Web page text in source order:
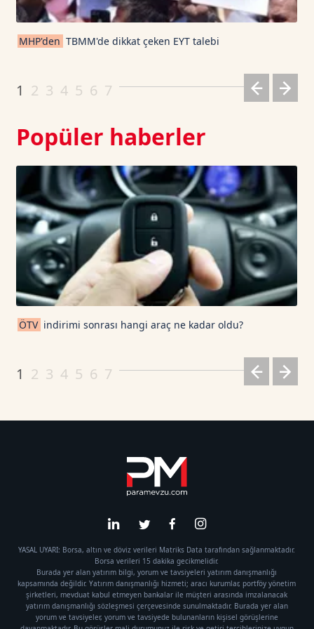
Dogecoin TetherUS
MHP'den TBMM'de dikkat çeken EYT talebi
1 2 3 4 5 6 7
Popüler haberler
ÖTV indirimi sonrası hangi araç ne kadar oldu?
1 2 3 4 5 6 7
YASAL UYARI: Borsa, altın ve döviz verileri Matriks Data tarafından sağlanmaktadır.
Borsa verileri 15 dakika gecikmelidir.
Burada yer alan yatırım bilgi, yorum ve tavsiyeleri yatırım danışmanlığı
kapsamında değildir. Yatırım danışmanlığı hizmeti; aracı kurumlar, portföy yönetim
şirketleri, mevduat kabul etmeyen bankalar ile müşteri arasında imzalanacak
yatırım danışmanlığı sözleşmesi çerçevesinde sunulmaktadır. Burada yer alan
yorum ve tavsiyeler, yorum ve tavsiyede bulunanların kişisel görüşlerine